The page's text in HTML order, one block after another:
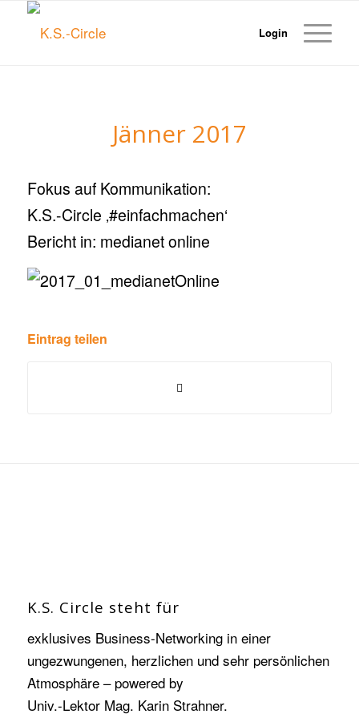
Login
Jänner 2017
Fokus auf Kommunikation:
K.S.-Circle ‚#einfachmachen‘
Bericht in: medianet online
Eintrag teilen
K.S. Circle steht für
exklusives Business-Networking in einer
ungezwungenen, herzlichen und sehr persönlichen
Atmosphäre – powered by
Univ.-Lektor Mag. Karin Strahner.